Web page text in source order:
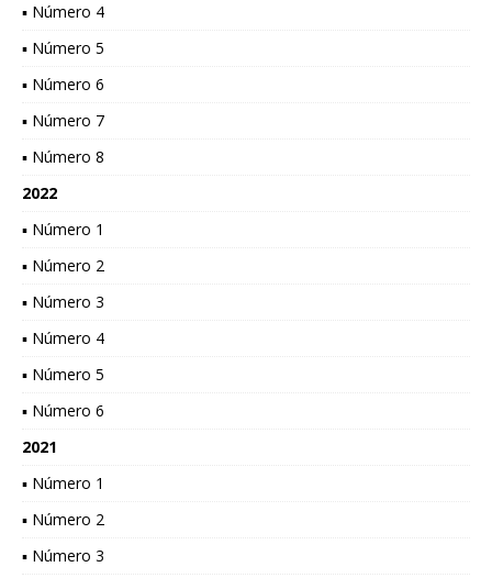
▪ Número 4
▪ Número 5
▪ Número 6
▪ Número 7
▪ Número 8
2022
▪ Número 1
▪ Número 2
▪ Número 3
▪ Número 4
▪ Número 5
▪ Número 6
2021
▪ Número 1
▪ Número 2
▪ Número 3